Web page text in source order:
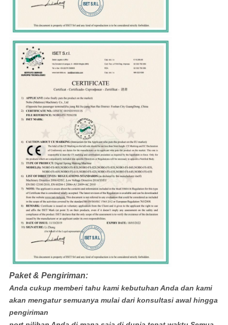
Paket & Pengiriman:
Anda cukup memberi tahu kami kebutuhan Anda dan kami
akan mengatur semuanya mulai dari konsultasi awal hingga
pengiriman